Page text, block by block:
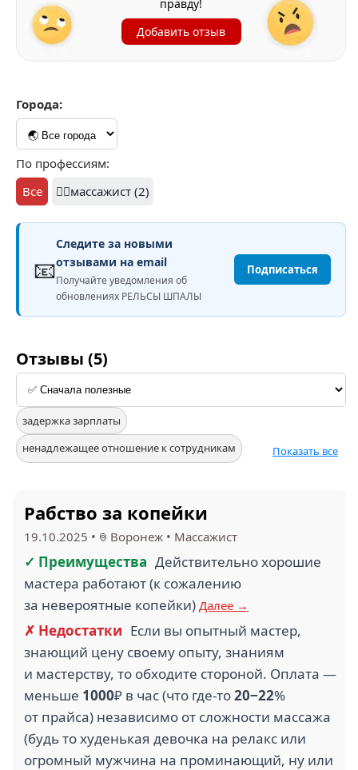
правду!
Добавить отзыв
Города:
По профессиям:
Все
💆‍♂️массажист (2)
📧
Следите за новыми
отзывами на email
Получайте уведомления об
обновлениях РЕЛЬСЫ ШПАЛЫ
Подписаться
Отзывы (5)
задержка зарплаты
ненадлежащее отношение к сотрудникам
Показать все
Рабство за копейки
19.10.2025 • Воронеж • Массажист
✓ Преимущества Действительно хорошие
мастера работают (к сожалению
за невероятные копейки) Далее →
✗ Недостатки Если вы опытный мастер,
знающий цену своему опыту, знаниям
и мастерству, то обходите стороной. Оплата —
меньше 1000₽ в час (что где-то20−22%
от прайса) независимо от сложности массажа
(будь то худенькая девочка на релакс или
огромный мужчина на проминающий, ну или